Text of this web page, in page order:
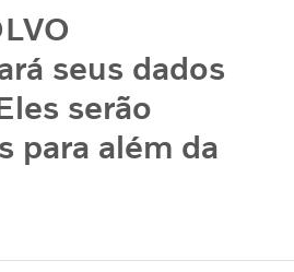
seus dados
serão
para além da